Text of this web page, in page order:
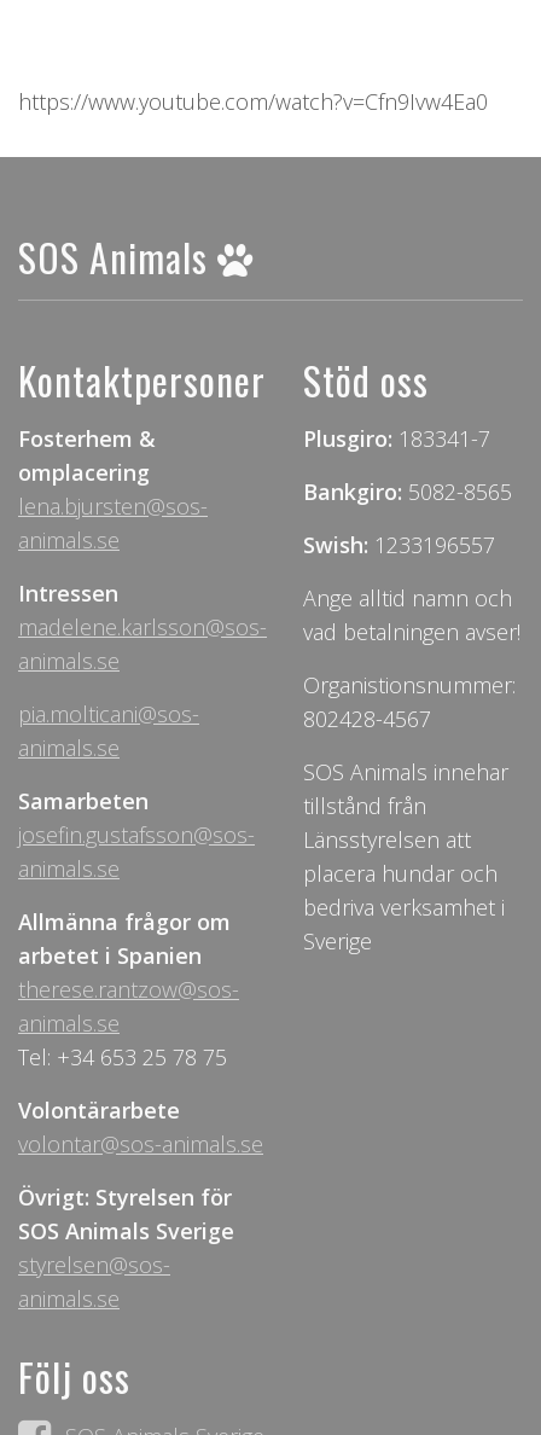
https://www.youtube.com/watch?v=Cfn9Ivw4Ea0
SOS Animals
Kontaktpersoner
Fosterhem &
omplacering
lena.bjursten@sos-
animals.se
Intressen
madelene.karlsson@sos-
animals.se
pia.molticani@sos-
animals.se
Samarbeten
josefin.gustafsson@sos-
animals.se
Allmänna frågor om
arbetet i Spanien
therese.rantzow@sos-
animals.se
Tel: +34 653 25 78 75
Volontärarbete
volontar@sos-animals.se
Övrigt: Styrelsen för
SOS Animals Sverige
styrelsen@sos-
animals.se
Stöd oss
Plusgiro: 183341-7
Bankgiro: 5082-8565
Swish: 1233196557
Ange alltid namn och
vad betalningen avser!
Organistionsnummer:
802428-4567
SOS Animals innehar
tillstånd från
Länsstyrelsen att
placera hundar och
bedriva verksamhet i
Sverige
Följ oss